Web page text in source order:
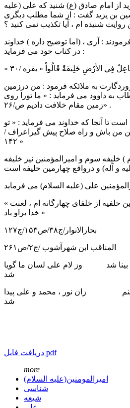
از امام صادق (ع) شنید که علی (علیه
بن یزید گفت : از شما مطلب دیگری
روایت شنیده ام ، آیا تکذیب نمی کنید ؟
: آری ، (اما توضیح داره ) خداوند
در کتاب خود می فرماید :
فِي الأَرْضِ خَلِيفَةً قَالُواْ » بقره /۳۰
به ملائکه فرمود : من درزمین
به داوود می فرماید : « ما تورا روی
زمین مقام خلافت دادیم ص/۲۶» .
تا آنجا که خداوند می فرماید : « تو
من باش و راه صلاح پیش گیراعراف /
۱۴۲ »
خلیفه سوم و امیرالمؤمنین نیز خلیفه
« هر کس نگوید که من چهارمین خلفیه از خلفای چهارگانه ام ، لعنت
خدا براو باد »
بحارالانوار/ج۳۸/ص۱۵۳/ج۱۲۷
المناقب ابن شهرآشوب /ج۲/ص۲۶۱
بینا شد وز لام علی لسان ما گویا
شد
بینم زان نور ، محمد و علی پیدا
شد
دریافت فایل pdf
more
امیرالمومنین(علیه السلام)
شناسی
شیعه